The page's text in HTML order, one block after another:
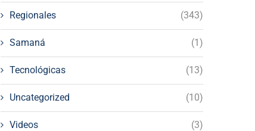
Regionales (343)
Samaná (1)
Tecnológicas (13)
Uncategorized (10)
Videos (3)